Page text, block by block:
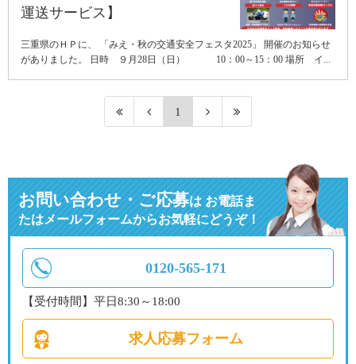
運送サービス】
三重県のＨＰに、 「みえ・秋の交通安全フェスタ2025」 開催のお知らせ
がありました。 日時 ９月28日（日） 10：00～15：00 場所 イ...
1
お問い合わせ・ご応募はお電話ま
たはメールフォームからお気軽にどうぞ！
0120-565-171
【受付時間】平日8:30～18:00
求人応募フォーム